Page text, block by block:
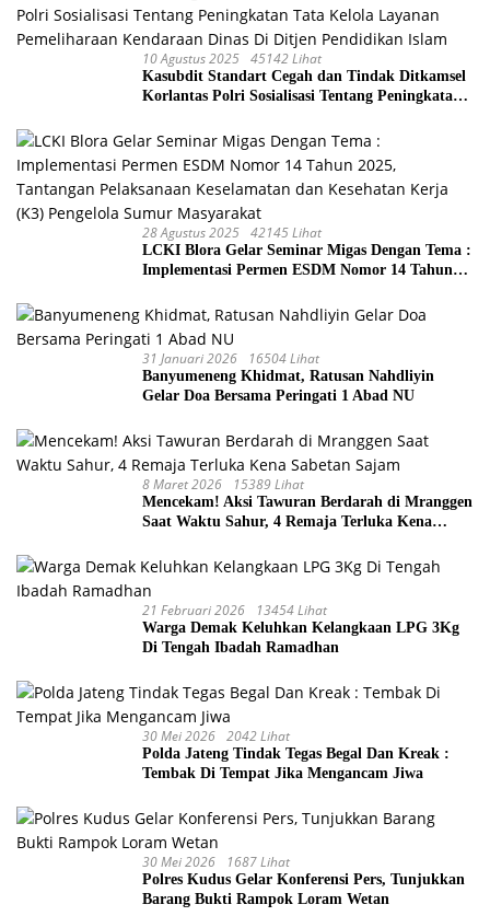
10 Agustus 2025 45142 Lihat
Kasubdit Standart Cegah dan Tindak Ditkamsel
Korlantas Polri Sosialisasi Tentang Peningkatan
Dinas Di Ditjen Pendidikan Islam
28 Agustus 2025 42145 Lihat
LCKI Blora Gelar Seminar Migas Dengan Tema :
Implementasi Permen ESDM Nomor 14 Tahun
Kesehatan Kerja (K3) Pengelola Sumur
Masyarakat
31 Januari 2026 16504 Lihat
Banyumeneng Khidmat, Ratusan Nahdliyin
Gelar Doa Bersama Peringati 1 Abad NU
8 Maret 2026 15389 Lihat
Mencekam! Aksi Tawuran Berdarah di Mranggen
Saat Waktu Sahur, 4 Remaja Terluka Kena
21 Februari 2026 13454 Lihat
Warga Demak Keluhkan Kelangkaan LPG 3Kg
Di Tengah Ibadah Ramadhan
30 Mei 2026 2042 Lihat
Polda Jateng Tindak Tegas Begal Dan Kreak :
Tembak Di Tempat Jika Mengancam Jiwa
30 Mei 2026 1687 Lihat
Polres Kudus Gelar Konferensi Pers, Tunjukkan
Barang Bukti Rampok Loram Wetan